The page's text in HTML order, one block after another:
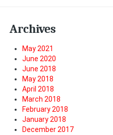
Archives
May 2021
June 2020
June 2018
May 2018
April 2018
March 2018
February 2018
January 2018
December 2017